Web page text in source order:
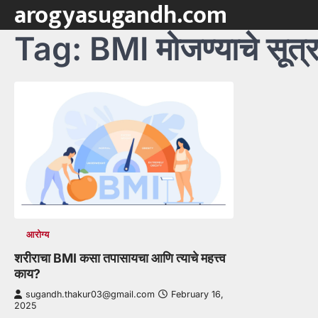
Skip
content
arogyasugandh.com
Tag: BMI मोजण्याचे
आरोग्य
शरीराचा BMI कसा तपासायचा आणि त्याचे महत्त्व
काय?
sugandh.thakur03@gmail.com
February 16,
2025